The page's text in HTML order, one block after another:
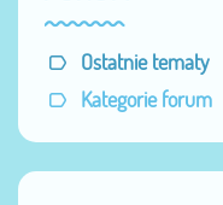
Ostatnie tematy
Kategorie forum